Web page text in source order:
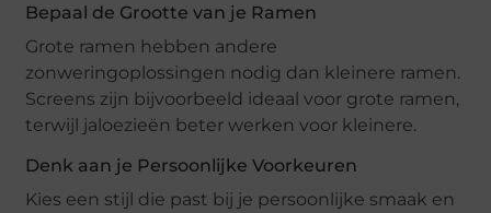
Bepaal de Grootte van je Ramen
Grote ramen hebben andere
zonweringoplossingen nodig dan kleinere ramen.
Screens zijn bijvoorbeeld ideaal voor grote ramen,
terwijl jaloezieën beter werken voor kleinere.
Denk aan je Persoonlijke Voorkeuren
Kies een stijl die past bij je persoonlijke smaak en